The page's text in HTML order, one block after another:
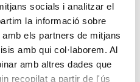
socials i analitzar el
la informació sobre
els partners de mitjans
amb qui col·laborem. Al
amb altres dades que
recopilat a partir de l'ús
y los salarios dará a
aplicar otro recorte de
este mes.
los 100.000 dólares
y la OPEP+ acordó